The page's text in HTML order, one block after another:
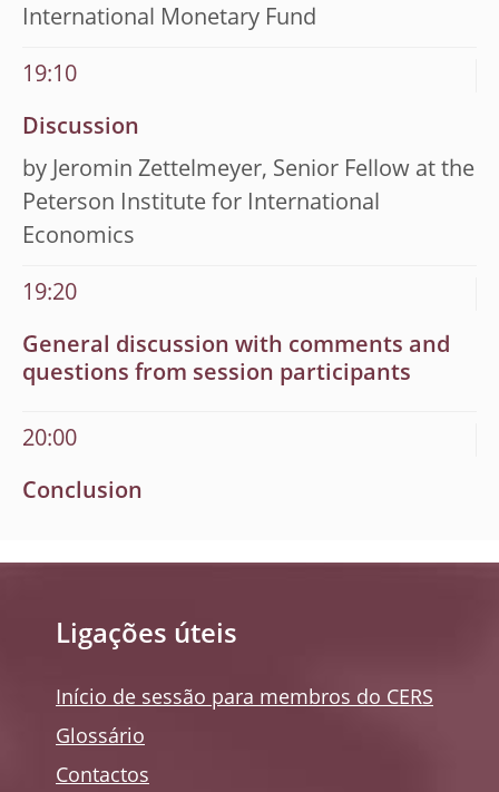
International Monetary Fund
19:10
Discussion
by Jeromin Zettelmeyer, Senior Fellow at the
Peterson Institute for International
Economics
19:20
General discussion with comments and
questions from session participants
20:00
Conclusion
Ligações úteis
Início de sessão para membros do CERS
Glossário
Contactos